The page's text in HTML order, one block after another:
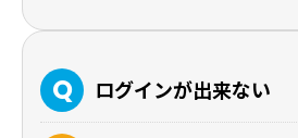
ログインが出来ない